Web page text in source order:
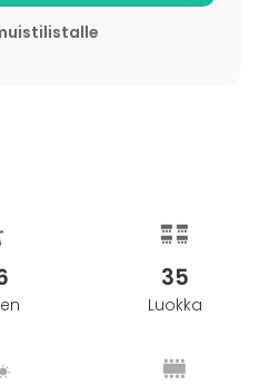
35
Luokka